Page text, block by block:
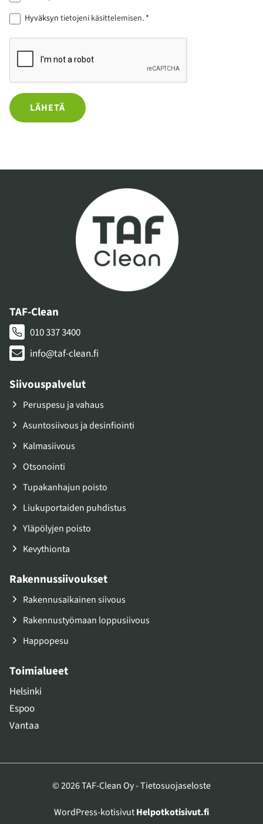
Hyväksyn tietojeni käsittelemisen. *
LÄHETÄ
TAF-Clean
010 337 3400
info@taf-clean.fi
Siivouspalvelut
Peruspesu ja vahaus
Asuntosiivous ja desinfiointi
Kalmasiivous
Otsonointi
Tupakanhajun poisto
Liukuportaiden puhdistus
Yläpölyjen poisto
Kevythionta
Rakennussiivoukset
Rakennusaikainen siivous
Rakennustyömaan loppusiivous
Happopesu
Toimialueet
Helsinki
Espoo
Vantaa
© 2026 TAF-Clean Oy -Tietosuojaseloste
WordPress-kotisivutHelpotkotisivut.fi